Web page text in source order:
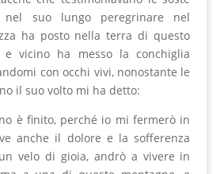
suo lungo peregrinare nel
ha posto nella terra di questo
vicino ha messo la conchiglia
con occhi vivi, nonostante le
il suo volto mi ha detto:
è finito, perché io mi fermerò in
anche il dolore e la sofferenza
velo di gioia, andrò a vivere in